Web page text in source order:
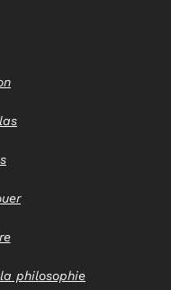
philosophie